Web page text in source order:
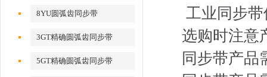
8YU圆弧齿同步带
3GT精确圆弧齿同步带
5GT精确圆弧齿同步带
工业同步
选购时注意
同步带产品